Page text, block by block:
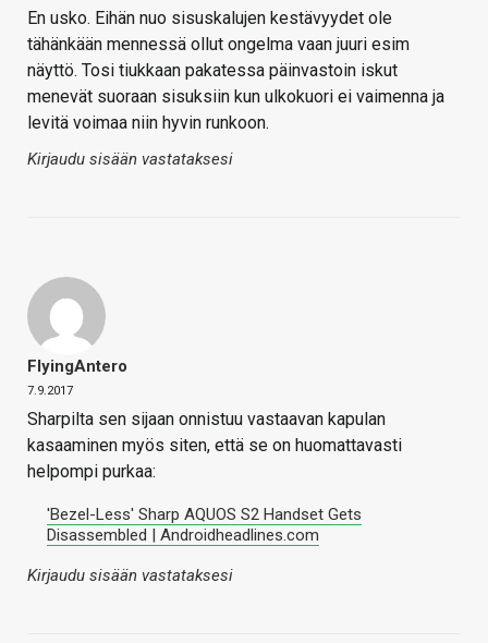
En usko. Eihän nuo sisuskalujen kestävyydet ole
tähänkään mennessä ollut ongelma vaan juuri esim
näyttö. Tosi tiukkaan pakatessa päinvastoin iskut
menevät suoraan sisuksiin kun ulkokuori ei vaimenna ja
levitä voimaa niin hyvin runkoon.
Kirjaudu sisään vastataksesi
FlyingAntero
7.9.2017
Sharpilta sen sijaan onnistuu vastaavan kapulan
kasaaminen myös siten, että se on huomattavasti
helpompi purkaa:
'Bezel-Less' Sharp AQUOS S2 Handset Gets
Disassembled | Androidheadlines.com
Kirjaudu sisään vastataksesi